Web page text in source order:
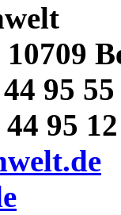
10709
95 55
95 12